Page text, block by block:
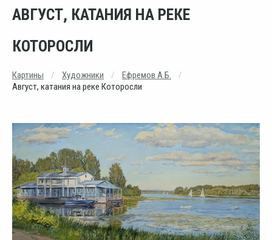
АВГУСТ, КАТАНИЯ НА РЕКЕ
КОТОРОСЛИ
Картины Художники
Ефремов А.Б.
Август, катания на реке Которосли